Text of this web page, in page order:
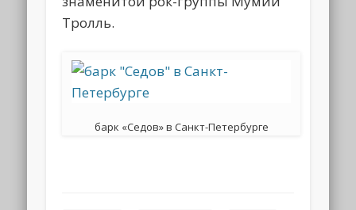
Тролль.
барк «Седов» в Санкт-Петербурге